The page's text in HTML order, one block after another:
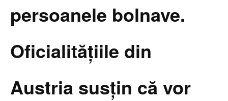
persoanele bolnave.
Oficialitățiile din
Austria susțin că vor